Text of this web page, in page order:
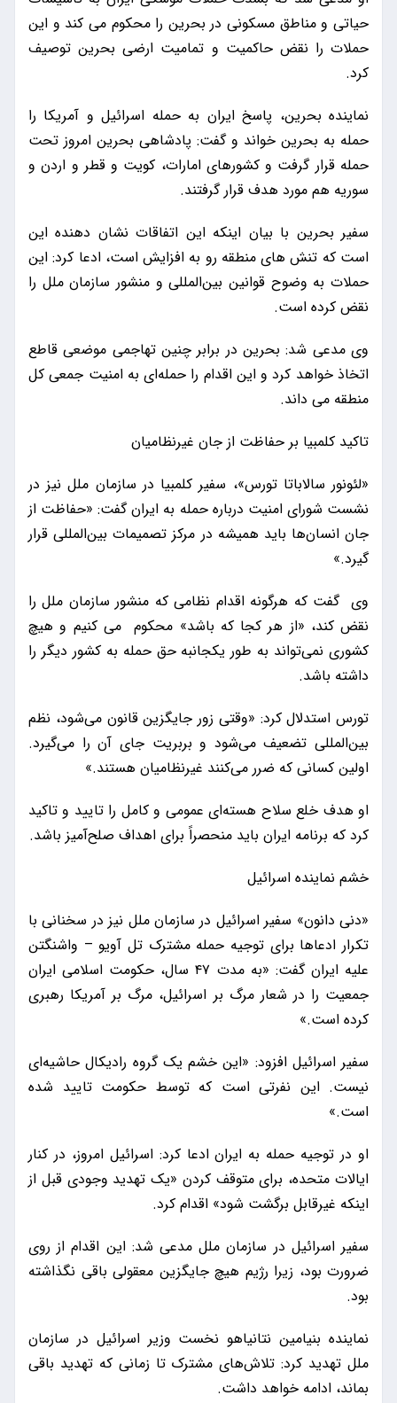
حیاتی و مناطق مسکونی در بحرین را محکوم می کند و این
حملات را نقض حاکمیت و تمامیت ارضی بحرین توصیف
کرد.
نماینده بحرین، پاسخ ایران به حمله اسرائیل و آمریکا را
حمله به بحرین خواند و گفت: پادشاهی بحرین امروز تحت
حمله قرار گرفت و کشورهای امارات، کویت و قطر و اردن و
سوریه هم مورد هدف قرار گرفتند.
سفیر بحرین با بیان اینکه این اتفاقات نشان دهنده این
است که تنش های منطقه رو به افزایش است، ادعا کرد: این
حملات به وضوح قوانین بین‌المللی و منشور سازمان ملل را
نقض کرده است.
وی مدعی شد: بحرین در برابر چنین تهاجمی موضعی قاطع
اتخاذ خواهد کرد و این اقدام را حمله‌ای به امنیت جمعی کل
منطقه می داند.
تاکید کلمبیا بر حفاظت از جان غیرنظامیان
«لئونور سالاباتا تورس»، سفیر کلمبیا در سازمان ملل نیز در
نشست شورای امنیت درباره حمله به ایران گفت: «حفاظت از
جان انسان‌ها باید همیشه در مرکز تصمیمات بین‌المللی قرار
گیرد.»
وی گفت که هرگونه اقدام نظامی که منشور سازمان ملل را
نقض کند، «از هر کجا که باشد» محکوم می کنیم و هیچ
کشوری نمی‌تواند به طور یکجانبه حق حمله به کشور دیگر را
داشته باشد.
تورس استدلال کرد: «وقتی زور جایگزین قانون می‌شود، نظم
بین‌المللی تضعیف می‌شود و بربریت جای آن را می‌گیرد.
اولین کسانی که ضرر می‌کنند غیرنظامیان هستند.»
او هدف خلع سلاح هسته‌ای عمومی و کامل را تایید و تاکید
کرد که برنامه ایران باید منحصراً برای اهداف صلح‌آمیز باشد.
خشم نماینده اسرائیل
«دنی دانون» سفیر اسرائیل در سازمان ملل نیز در سخنانی با
تکرار ادعاها برای توجیه حمله مشترک تل آویو – واشنگتن
علیه ایران گفت: «به مدت ۴۷ سال، حکومت اسلامی ایران
جمعیت را در شعار مرگ بر اسرائیل، مرگ بر آمریکا رهبری
کرده است.»
سفیر اسرائیل افزود: «این خشم یک گروه رادیکال حاشیه‌ای
نیست. این نفرتی است که توسط حکومت تایید شده
است.»
او در توجیه حمله به ایران ادعا کرد: اسرائیل امروز، در کنار
ایالات متحده، برای متوقف کردن «یک تهدید وجودی قبل از
اینکه غیرقابل برگشت شود» اقدام کرد.
سفیر اسرائیل در سازمان ملل مدعی شد: این اقدام از روی
ضرورت بود، زیرا رژیم هیچ جایگزین معقولی باقی نگذاشته
بود.
نماینده بنیامین نتانیاهو نخست وزیر اسرائیل در سازمان
ملل تهدید کرد: تلاش‌های مشترک تا زمانی که تهدید باقی
بماند، ادامه خواهد داشت.